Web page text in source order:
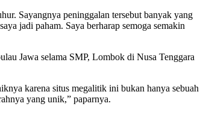
Sayangnya peninggalan tersebut banyak yang
jadi paham. Saya berharap semoga semakin
Jawa selama SMP, Lombok di Nusa Tenggara
karena situs megalitik ini bukan hanya sebuah
yang unik,” paparnya.